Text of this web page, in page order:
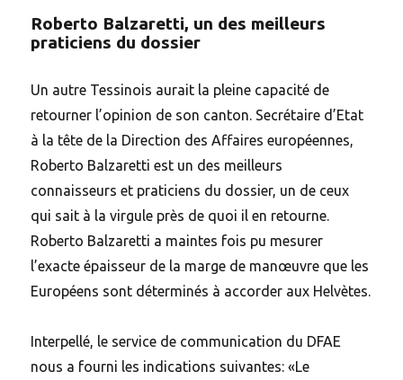
Roberto Balzaretti, un des meilleurs
praticiens du dossier
Un autre Tessinois aurait la pleine capacité de
retourner l’opinion de son canton. Secrétaire d’Etat
à la tête de la Direction des Affaires européennes,
Roberto Balzaretti est un des meilleurs
connaisseurs et praticiens du dossier, un de ceux
qui sait à la virgule près de quoi il en retourne.
Roberto Balzaretti a maintes fois pu mesurer
l’exacte épaisseur de la marge de manœuvre que les
Européens sont déterminés à accorder aux Helvètes.
Interpellé, le service de communication du DFAE
nous a fourni les indications suivantes: «Le